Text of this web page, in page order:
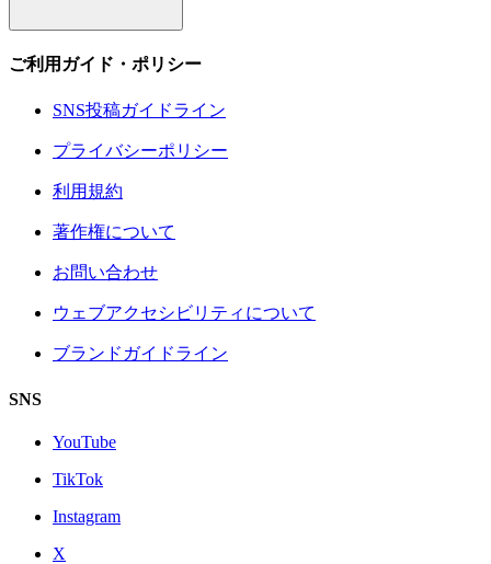
ご利用ガイド・ポリシー
SNS投稿ガイドライン
プライバシーポリシー
利用規約
著作権について
お問い合わせ
ウェブアクセシビリティについて
ブランドガイドライン
SNS
YouTube
TikTok
Instagram
X